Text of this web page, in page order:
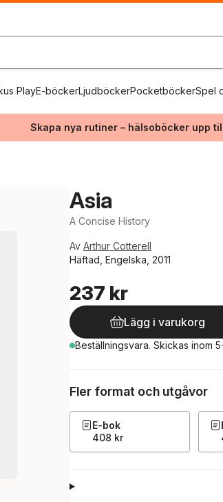
PlayE-böckerLjudböckerPocketböckerSpel
Skapa nya rutiner – hälsoböcker upp
Asia
A Concise History
Av Arthur Cotterell
Häftad, Engelska, 2011
237 kr
Lägg i varukorg
Beställningsvara. Skickas inom
Fler format och utgåvor
E-bok
408 kr